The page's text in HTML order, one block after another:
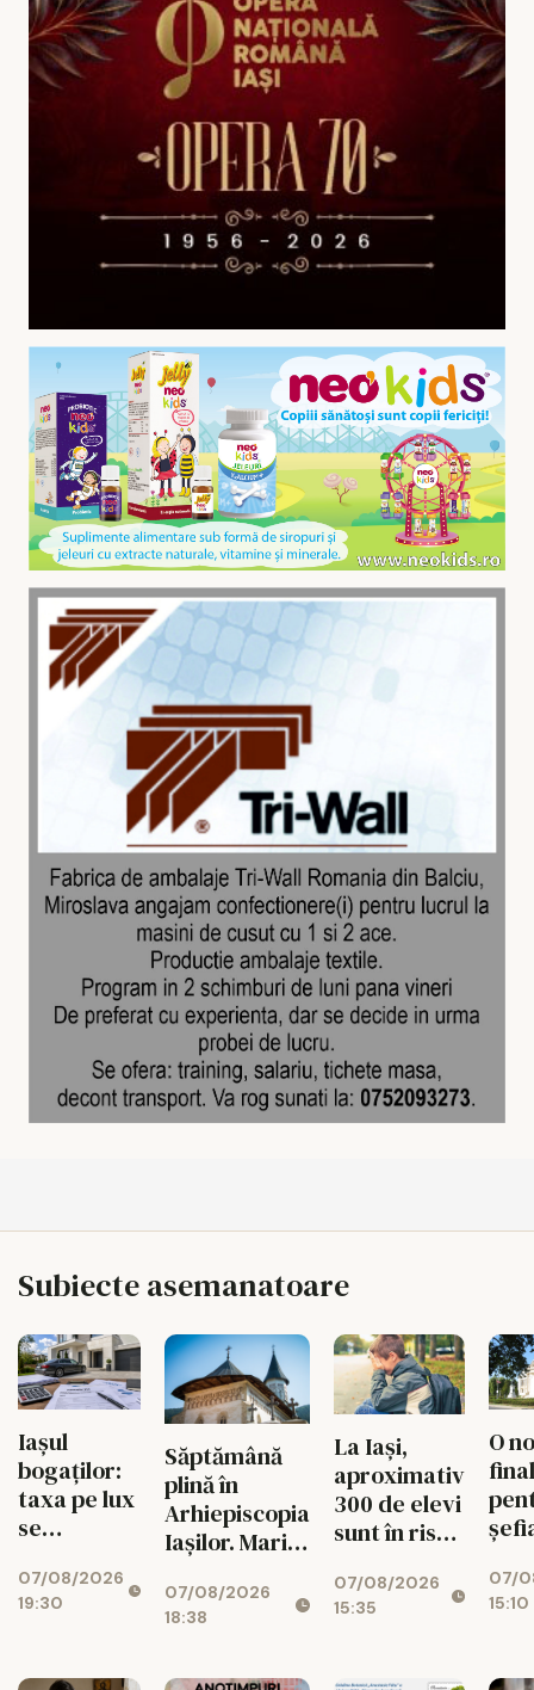
Subiecte asemanatoare
Iașul
bogaților:
taxa pe lux
se
pentru
case și
07/08/2026
19:30
Săptămână
plină în
Arhiepiscopia
Iașilor. Marile
până pe 15
august
07/08/2026
18:38
La Iași,
aproximativ
300 de elevi
sunt în risc
07/08/2026
15:35
O
Au
doi
07/
15:10